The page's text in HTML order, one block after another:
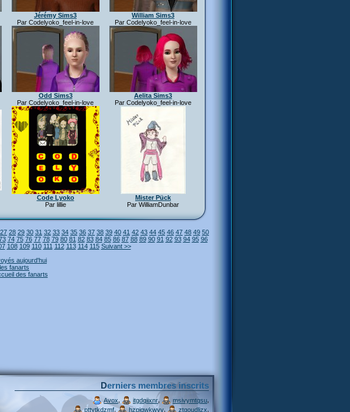
Jérémy Sims3
Par Codelyoko_feel-in-love
William Sims3
Par Codelyoko_feel-in-love
Odd Sims3
Par Codelyoko_feel-in-love
Aelita Sims3
Par Codelyoko_feel-in-love
Code Lyoko
Par lillie
Mister Pück
Par WilliamDunbar
27 28 29 30 31 32 33 34 35 36 37 38 39 40 41 42 43 44 45 46 47 48 49 50
74 75 76 77 78 79 80 81 82 83 84 85 86 87 88 89 90 91 92 93 94 95 96
108 109 110 111 112 113 114 115 Suivant >>
aujourd'hui
fanarts
des fanarts
Derniers membres inscrits
Avox itgdqiixnr, msivymtqsu
pttytkdzmf, hzpjqwkwvv ztgoudljzx